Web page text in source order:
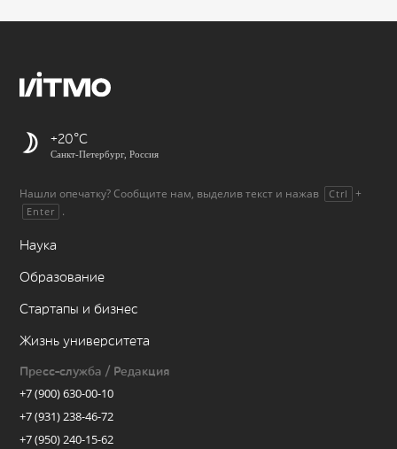
+20
Санкт-Петербург, Россия
Нашли опечатку? Сообщите нам, выделив текст и нажав Ctrl +
Enter .
Наука
Образование
Стартапы и бизнес
Жизнь университета
Пресс-служба / Редакция
+7 (900) 630-00-10
+7 (931) 238-46-72
+7 (950) 240-15-62